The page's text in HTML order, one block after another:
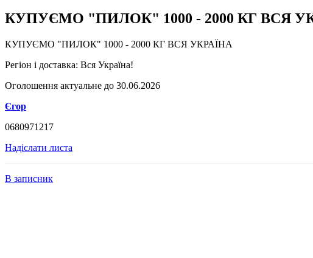
КУПУЄМО "ПИЛОК" 1000 - 2000 КГ ВСЯ
КУПУЄМО "ПИЛОК" 1000 - 2000 КГ ВСЯ УКРАЇНА
Регіон і доставка: Вся Україна!
Оголошення актуальне до 30.06.2026
Єгор
0680971217
Надіслати листа
В записник